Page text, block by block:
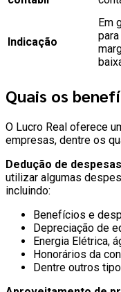
Indicação
Em
Quais os
O Lucro Real oferece
empresas, dentre os
Dedução de
utilizar algumas
incluindo:
Benefícios e
Depreciação de
Energia Elétrica,
Honorários da
Dentre outros